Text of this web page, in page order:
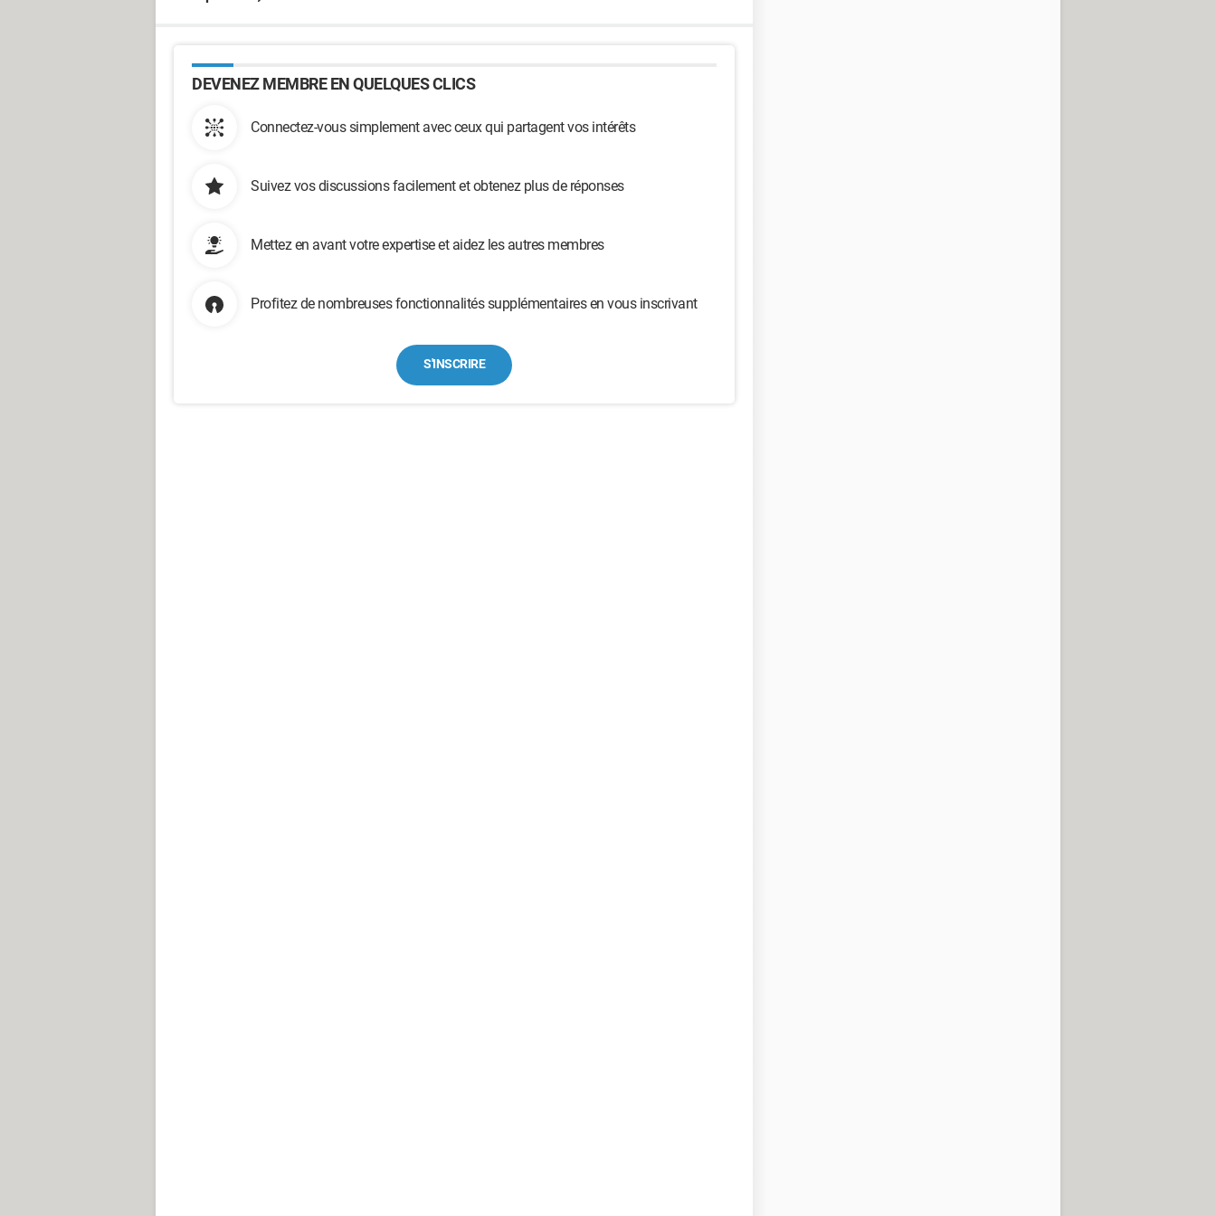
DEVENEZ MEMBRE EN QUELQUES CLICS
Connectez-vous simplement avec ceux qui partagent vos intérêts
Suivez vos discussions facilement et obtenez plus de réponses
Mettez en avant votre expertise et aidez les autres membres
Profitez de nombreuses fonctionnalités supplémentaires en vous inscrivant
S'INSCRIRE